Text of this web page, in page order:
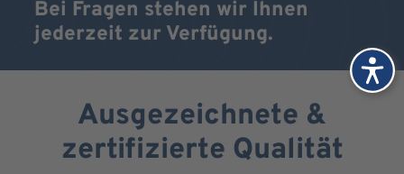
Bei Fragen stehen wir Ihnen
jederzeit zur Verfügung.
Ausgezeichnete &
zertifizierte Qualität